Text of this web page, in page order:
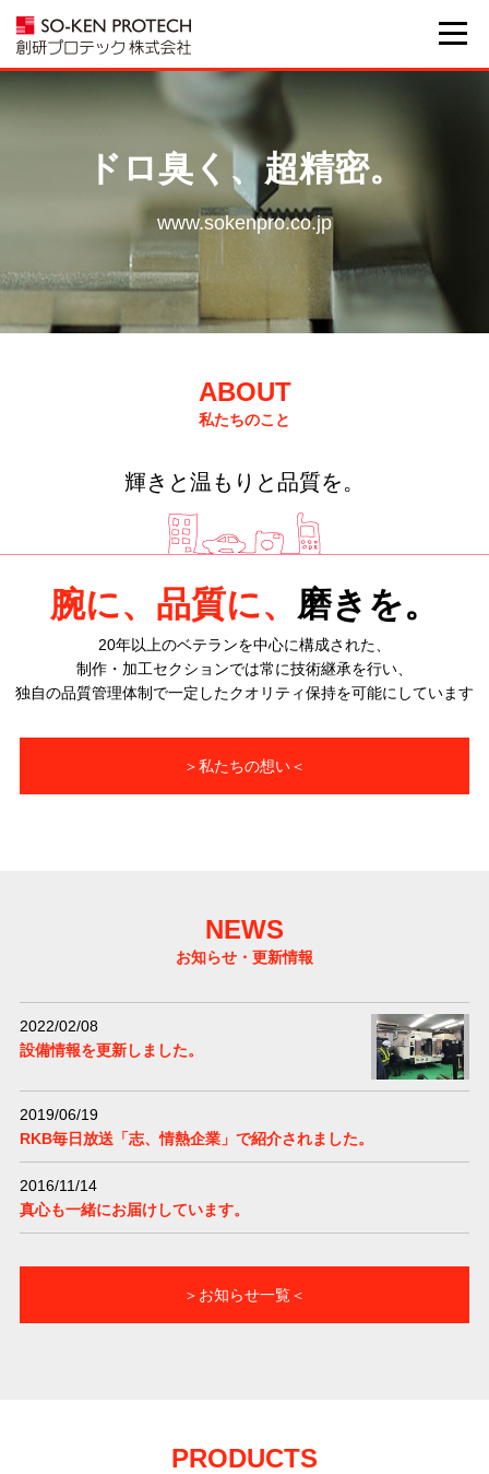
ドロ臭く、超精密。
www.sokenpro.co.jp
ABOUT
私たちのこと
輝きと温もりと品質を。
腕に、品質に、 磨きを。
20年以上のベテランを中心に構成された、
制作・加工セクションでは常に技術継承を行い、
独自の品質管理体制で一定したクオリティ保持を可能にしています
＞私たちの想い＜
NEWS
お知らせ・更新情報
2022/02/08
設備情報を更新しました。
2019/06/19
RKB毎日放送「志、情熱企業」で紹介されました。
2016/11/14
真心も一緒にお届けしています。
＞お知らせ一覧＜
PRODUCTS